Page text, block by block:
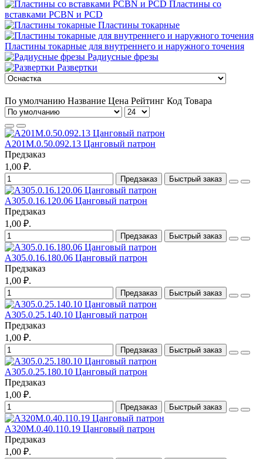
Пластины со
вставками PCBN и PCD
Пластины токарные
Пластины токарные для внутреннего и наружного точения
Радиусные фрезы
Развертки
По умолчанию Название Цена Рейтинг Код Товара
A201M.0.50.092.13 Цанговый патрон
Предзаказ
1,00 ₽.
Предзаказ Быстрый заказ
A305.0.16.120.06 Цанговый патрон
Предзаказ
1,00 ₽.
Предзаказ Быстрый заказ
A305.0.16.180.06 Цанговый патрон
Предзаказ
1,00 ₽.
Предзаказ Быстрый заказ
A305.0.25.140.10 Цанговый патрон
Предзаказ
1,00 ₽.
Предзаказ Быстрый заказ
A305.0.25.180.10 Цанговый патрон
Предзаказ
1,00 ₽.
Предзаказ Быстрый заказ
A320M.0.40.110.19 Цанговый патрон
Предзаказ
1,00 ₽.